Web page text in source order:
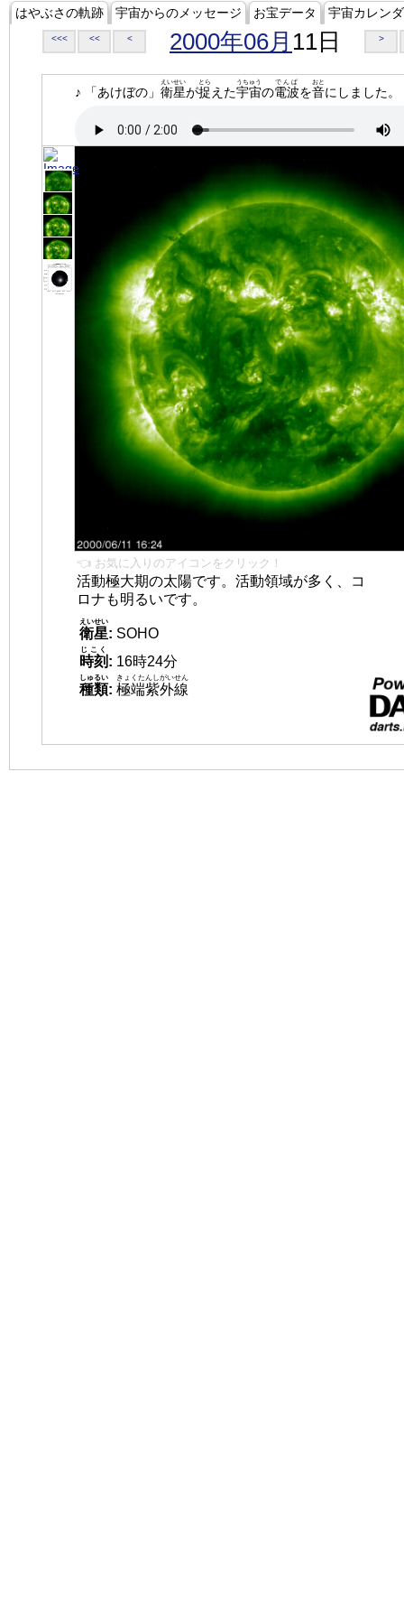
はやぶさの軌跡 宇宙からのメッセージ お宝データ 宇宙カレン
<<< << < 2000年06月 11日 >
♪ 「あけぼの」 衛星
えいせい
が捉
とら
えた宇宙
うちゅう
の電波
でんぱ
を音
おと
にしました。
👈 お気に入りのアイコンをクリック！
活動極大期の太陽です。活動領域が多く、コ
ロナも明るいです。
衛星
えいせい
: SOHO
時刻
じこく
: 16時24分
種類
しゅるい
: 極端紫外線
きょくたんしがいせん